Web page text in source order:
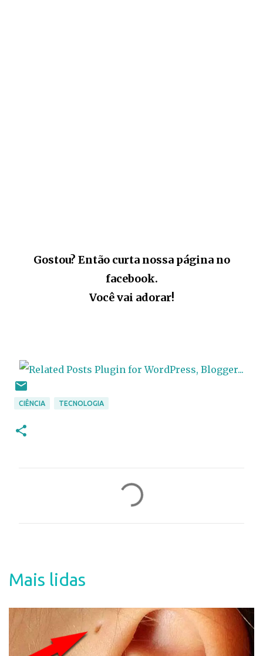
Gostou? Então curta nossa página no
facebook.
Você vai adorar!
CIÊNCIA TECNOLOGIA
á
Mais lidas